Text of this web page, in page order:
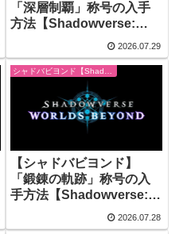
「深層制覇」称号の入手
方法【Shadowverse:
Worlds Beyond】
2026.07.29
【シャドバビヨンド】
「鍛錬の軌跡」称号の入
手方法【Shadowverse:
Worlds Beyond】
2026.07.28